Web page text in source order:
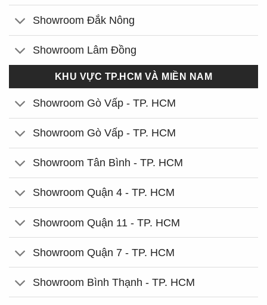
Showroom Đắk Nông
Showroom Lâm Đồng
KHU VỰC TP.HCM VÀ MIỀN NAM
Showroom Gò Vấp - TP. HCM
Showroom Gò Vấp - TP. HCM
Showroom Tân Bình - TP. HCM
Showroom Quận 4 - TP. HCM
Showroom Quận 11 - TP. HCM
Showroom Quận 7 - TP. HCM
Showroom Bình Thạnh - TP. HCM